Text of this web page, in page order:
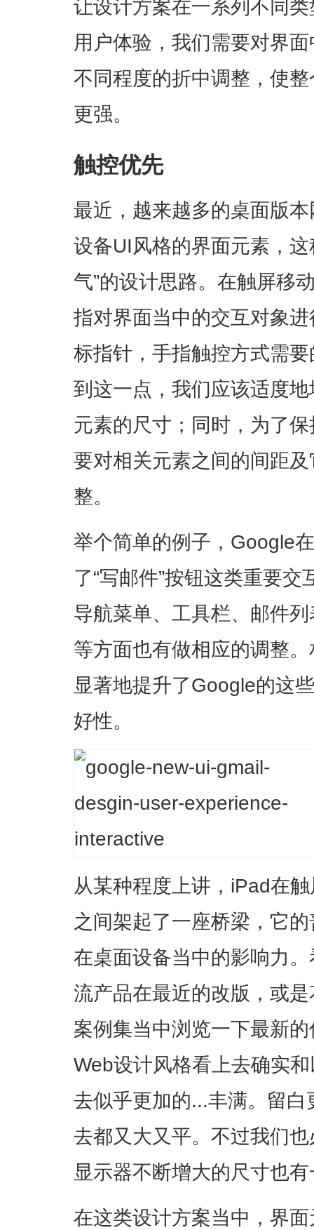
让设计方案在一系列不同
用户体验，我们需要对界
不同程度的折中调整，使
更强。
触控优先
最近，越来越多的桌面版
设备UI风格的界面元素，
气”的设计思路。在触屏移
指对界面当中的交互对象
标指针，手指触控方式需
到这一点，我们应该适度
元素的尺寸；同时，为了
要对相关元素之间的间距
整。
举个简单的例子，Google
了“写邮件”按钮这类重要
导航菜单、工具栏、邮件
等方面也有做相应的调整
显著地提升了Google的这
好性。
从某种程度上讲，iPad在
之间架起了一座桥梁，它
在桌面设备当中的影响力
流产品在最近的改版，或
案例集当中浏览一下最新
Web设计风格看上去确实
去似乎更加的...丰满。留
去都又大又平。不过我们
显示器不断增大的尺寸也
在这类设计方案当中，界